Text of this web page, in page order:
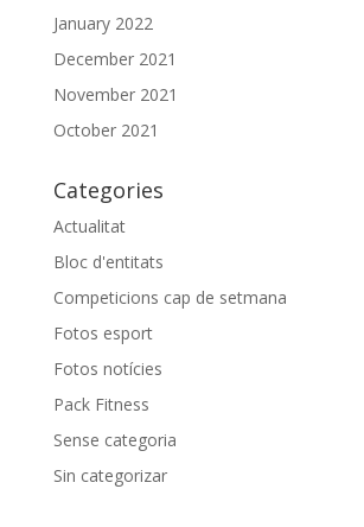
January 2022
December 2021
November 2021
October 2021
Categories
Actualitat
Bloc d'entitats
Competicions cap de setmana
Fotos esport
Fotos notícies
Pack Fitness
Sense categoria
Sin categorizar